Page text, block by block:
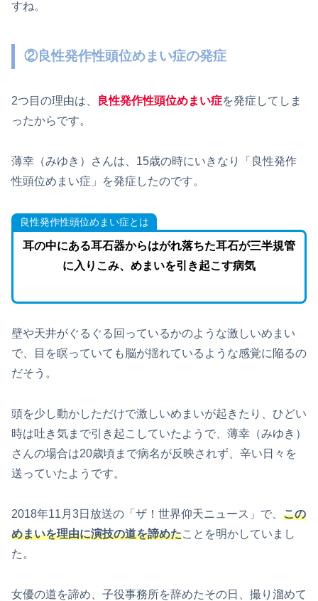
すね。
②良性発作性頭位めまい症の発症
2つ目の理由は、 良性発作性頭位めまい症を発症してしま
ったからです。
薄幸（みゆき）さんは、15歳の時にいきなり「良性発作
性頭位めまい症」を発症したのです。
良性発作性頭位めまい症とは
耳の中にある耳石器からはがれ落ちた耳石が三半規管
に入りこみ、めまいを引き起こす病気
壁や天井がぐるぐる回っているかのような激しいめまい
で、目を瞑っていても脳が揺れているような感覚に陥るの
だそう。
頭を少し動かしただけで激しいめまいが起きたり、ひどい
時は吐き気まで引き起こしていたようで、薄幸（みゆき）
さんの場合は20歳頃まで病名が反映されず、辛い日々を
送っていたようです。
2018年11月3日放送の「ザ！世界仰天ニュース」で、 この
めまいを理由に演技の道を諦めたことを明かしていまし
た。
女優の道を諦め、子役事務所を辞めたその日、撮り溜めて